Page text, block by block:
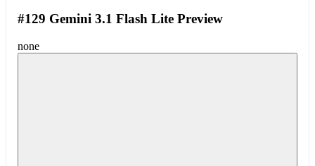
#129 Gemini 3.1 Flash Lite Preview
none